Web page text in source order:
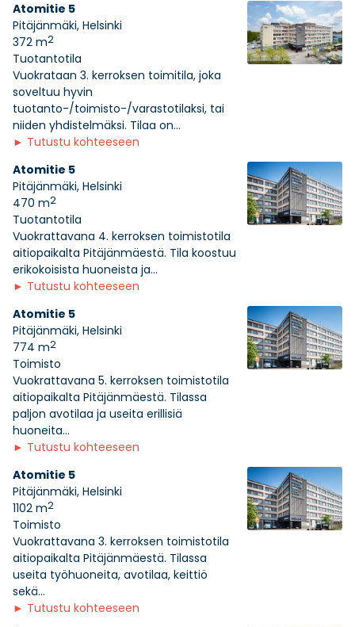
Atomitie 5
Pitäjänmäki, Helsinki
372 m2
Tuotantotila
Vuokrataan 3. kerroksen toimitila, joka
soveltuu hyvin
tuotanto-/toimisto-/varastotilaksi, tai
niiden yhdistelmäksi. Tilaa on...
► Tutustu kohteeseen
Atomitie 5
Pitäjänmäki, Helsinki
470 m2
Tuotantotila
Vuokrattavana 4. kerroksen toimistotila
aitiopaikalta Pitäjänmäestä. Tila koostuu
erikokoisista huoneista ja...
► Tutustu kohteeseen
Atomitie 5
Pitäjänmäki, Helsinki
774 m2
Toimisto
Vuokrattavana 5. kerroksen toimistotila
aitiopaikalta Pitäjänmäestä. Tilassa
paljon avotilaa ja useita erillisiä
huoneita...
► Tutustu kohteeseen
Atomitie 5
Pitäjänmäki, Helsinki
1102 m2
Toimisto
Vuokrattavana 3. kerroksen toimistotila
aitiopaikalta Pitäjänmäestä. Tilassa
useita työhuoneita, avotilaa, keittiö
sekä...
► Tutustu kohteeseen